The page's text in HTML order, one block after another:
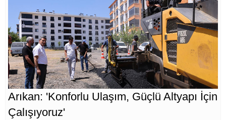
Arıkan: 'Konforlu Ulaşım, Güçlü Altyapı İçin
Çalışıyoruz'